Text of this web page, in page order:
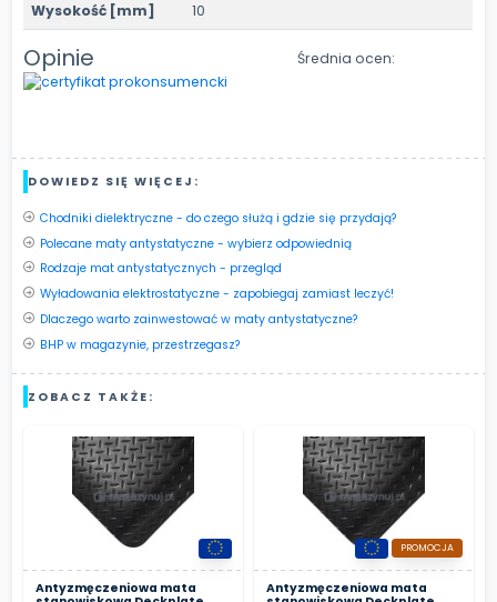
Wysokość [mm] 10
Opinie Średnia ocen:
DOWIEDZ SIĘ WIĘCEJ:
Chodniki dielektryczne - do czego służą i gdzie się przydają?
Polecane maty antystatyczne - wybierz odpowiednią
Rodzaje mat antystatycznych - przegląd
Wyładowania elektrostatyczne - zapobiegaj zamiast leczyć!
Dlaczego warto zainwestować w maty antystatyczne?
BHP w magazynie, przestrzegasz?
ZOBACZ TAKŻE:
Antyzmęczeniowa mata
Antyzmęczeniowa mata
PROMOCJA